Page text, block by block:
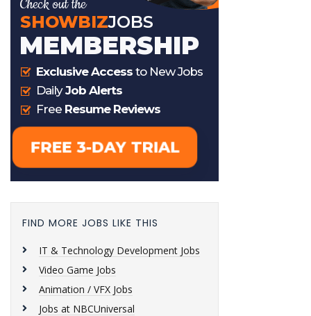
FIND MORE JOBS LIKE THIS
IT & Technology Development Jobs
Video Game Jobs
Animation / VFX Jobs
Jobs at NBCUniversal